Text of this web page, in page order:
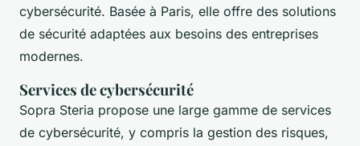
cybersécurité. Basée à Paris, elle offre des solutions
de sécurité adaptées aux besoins des entreprises
modernes.
Services de cybersécurité
Sopra Steria propose une large gamme de services
de cybersécurité, y compris la gestion des risques,